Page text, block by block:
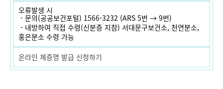
오류발생 시
- 문의(공공보건포털) 1566-3232 (ARS 5번 → 9번)
- 내방하여 직접 수령(신분증 지참) 서대문구보건소, 천연분소,
홍은분소 수령 가능
온라인 제증명 발급 신청하기